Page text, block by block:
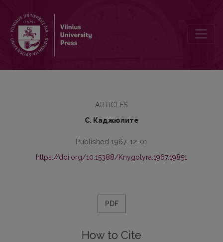
ARTICLES
С. Каджюлите
Published 1967-12-01
https://doi.org/10.15388/Knygotyra.1967.19851
PDF
How to Cite